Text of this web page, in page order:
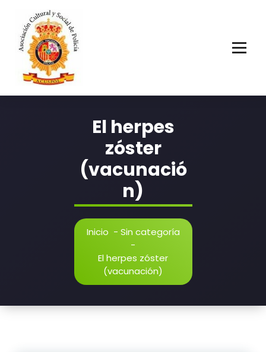
contenido
El herpes
zóster
(vacunació
n)
Inicio - Sin categoría
-
El herpes zóster
(vacunación)